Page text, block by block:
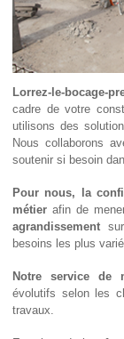
Lorrez-le-bocage-
cadre de votre
utilisons des
Nous collaborons
soutenir si besoin
Pour nous, la
métier afin de
agrandissement
besoins les plus
Notre service de
évolutifs selon les
travaux.